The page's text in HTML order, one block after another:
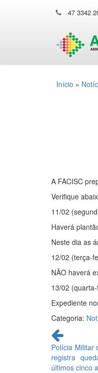
47 3342
Início »
A FACISC
Verifique
11/02
Haverá
Neste dia as
12/02 (terça-
NÃO haverá
13/02
Expediente
Categoria:
Continue
lendo
Polícia Militar
registra
últimos cinco